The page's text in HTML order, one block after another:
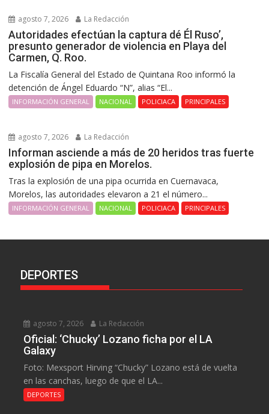
agosto 7, 2026 La Redacción
Autoridades efectúan la captura dé Él Ruso’,
presunto generador de violencia en Playa del
Carmen, Q. Roo.
La Fiscalía General del Estado de Quintana Roo informó la
detención de Ángel Eduardo “N”, alias “El...
INFORMACIÓN GENERAL NACIONAL POLICIACA PRINCIPALES
agosto 7, 2026 La Redacción
Informan asciende a más de 20 heridos tras fuerte
explosión de pipa en Morelos.
Tras la explosión de una pipa ocurrida en Cuernavaca,
Morelos, las autoridades elevaron a 21 el número...
INFORMACIÓN GENERAL NACIONAL POLICIACA PRINCIPALES
DEPORTES
agosto 7, 2026 La Redacción
Oficial: ‘Chucky’ Lozano ficha por el LA
Galaxy
Foto: Mexsport Hirving “Chucky” Lozano está de vuelta
en las canchas, luego de que el LA...
DEPORTES